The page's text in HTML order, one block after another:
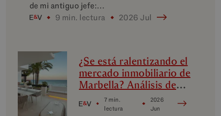
de mi antiguo jefe:…
9 min. lectura
2026 Jul
¿Se está ralentizando el
mercado inmobiliario de
Marbella? Análisis de
los micromercados de
lujo de Marbella
7 min.
lectura
2026
Jun